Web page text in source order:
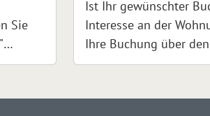
Sie
und
Ist Ihr gewünschter
Interesse an der
Ihre Buchung über
anfragen. Bei Klick
Absenden wird Ihr